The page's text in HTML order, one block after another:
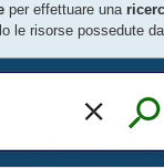
per effettuare una
le risorse possedute